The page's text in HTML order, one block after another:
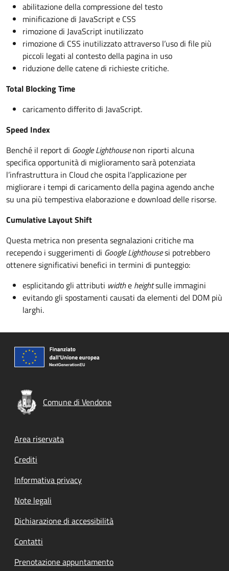
abilitazione della compressione del testo
minificazione di JavaScript e CSS
rimozione di JavaScript inutilizzato
rimozione di CSS inutilizzato attraverso l’uso di file più
piccoli legati al contesto della pagina in uso
riduzione delle catene di richieste critiche.
Total Blocking Time
caricamento differito di JavaScript.
Speed Index
Benché il report di Google Lighthousenon riporti alcuna
specifica opportunità di miglioramento sarà potenziata
l’infrastruttura in Cloud che ospita l’applicazione per
migliorare i tempi di caricamento della pagina agendo anche
su una più tempestiva elaborazione e download delle risorse.
Cumulative Layout Shift
Questa metrica non presenta segnalazioni critiche ma
recependo i suggerimenti di Google Lighthousesi potrebbero
ottenere significativi benefici in termini di punteggio:
esplicitando gli attributi widthe heightsulle immagini
evitando gli spostamenti causati da elementi del DOM più
larghi.
Comune di Vendone
Footer menu
Area riservata
Crediti
Informativa privacy
Note legali
Dichiarazione di accessibilità
Contatti
Prenotazione appuntamento